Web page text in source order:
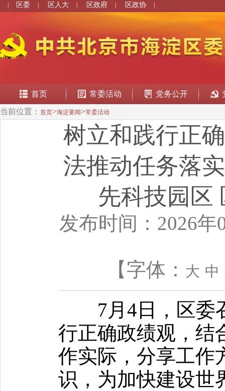
区委 区人大 区政府 区政协
首页 常委活动 党务公开
当前位置： 首页>海淀要闻>常委活动
树立和践行正
法推动任务落
先科技园区
发布时间：2026年
【字体： 大 中
7月4日，区委
行正确政绩观，结
作实际，分享工作
识，为加快建设世